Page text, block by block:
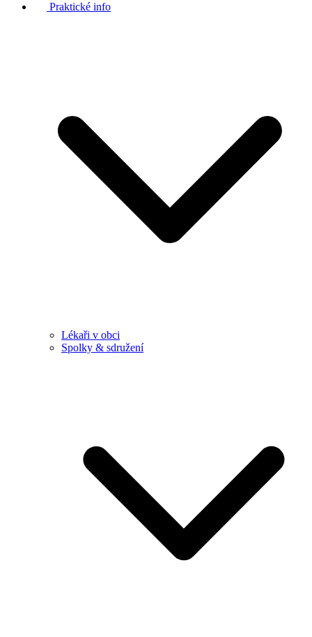
Praktické info
Lékaři v obci
Spolky & sdružení